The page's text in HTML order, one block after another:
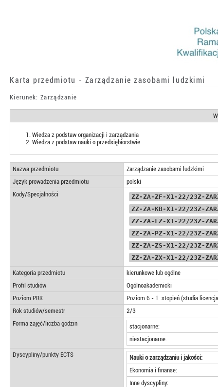
Karta przedmiotu - Zarządzanie zasobami ludzkimi
Kierunek: Zarządzanie
Wiedza z podstaw organizacji i zarządzania
Wiedza z podstaw nauki o przedsiębiorstwie
Nazwa przedmiotu
Zarządzanie zasobami ludzkimi
Język prowadzenia przedmiotu
polski
Kody/Specjalności
ZZ-ZA-ZF-X1-22/23Z-
ZZ-ZA-KB-X1-22/23Z-
ZZ-ZA-LZ-X1-22/23Z-
ZZ-ZA-PZ-X1-22/23Z-
ZZ-ZA-ZS-X1-22/23Z-
ZZ-ZA-ZX-X1-22/23Z-
Kategoria przedmiotu
kierunkowe lub ogólne
Profil studiów
Ogólnoakademicki
Poziom PRK
Poziom 6 - 1. stopień (studia
Rok studiów/semestr
2/3
Forma zajęć/liczba godzin
stacjonarne:
niestacjonarne:
Dyscypliny/punkty ECTS
Nauki o zarządzaniu i jakości:
Ekonomia i finanse:
Inne dyscypliny: